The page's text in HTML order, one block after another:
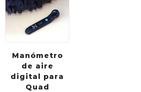
Manómetro
de aire
digital para
Quad